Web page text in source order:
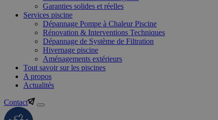
Garanties solides et réelles
Services piscine
Dépannage Pompe à Chaleur Piscine
Rénovation & Interventions Techniques
Dépannage de Système de Filtration
Hivernage piscine
Aménagements extérieurs
Tout savoir sur les piscines
A propos
Actualités
Contact